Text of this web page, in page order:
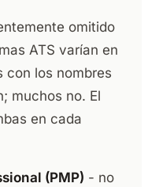
omitido
ATS varían en
con los nombres
muchos no. El
en cada
(PMP) - no